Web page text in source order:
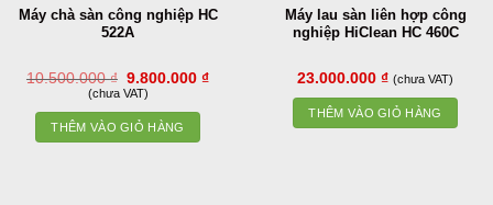
Máy chà sàn công nghiệp HC
522A
10.500.000₫ Giá
gốc
10.500.000 ₫.
9.800.000₫Giá
(chưa VAT)
THÊM VÀO GIỎ HÀNG
Máy lau sàn liên hợp công
nghiệp HiClean HC 460C
23.000.000 ₫ (chưa VAT)
THÊM VÀO GIỎ HÀNG